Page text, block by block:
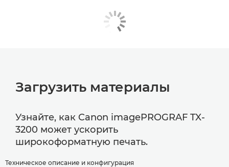
Загрузить материалы
Узнайте, как Canon imagePROGRAF TX-
3200 может ускорить
широкоформатную печать.
Техническое описание и конфигурация